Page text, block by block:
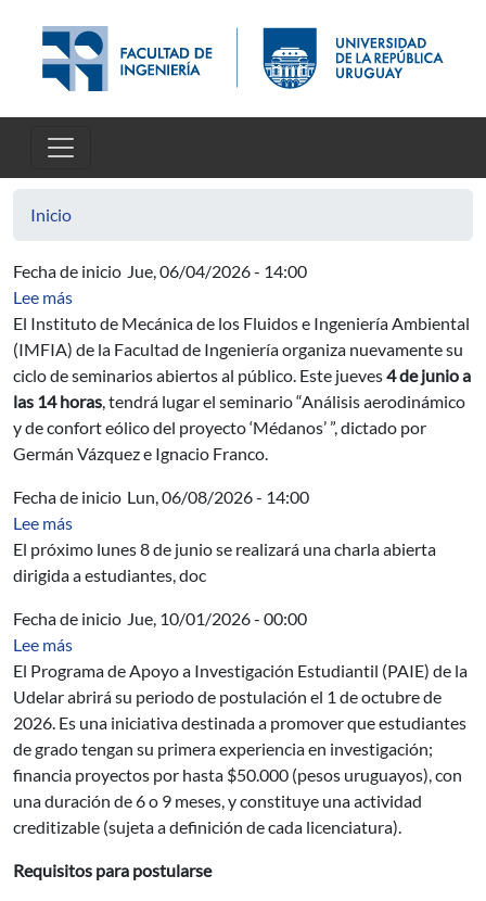
Inicio
Fecha de inicio Jue, 06/04/2026 - 14:00
Lee mássobre Nuevo Seminario del IMFIA: Análisis
El Instituto de Mecánica de los Fluidos e Ingeniería Ambiental
(IMFIA) de la Facultad de Ingeniería organiza nuevamente su
ciclo de seminarios abiertos al público. Este jueves4 de junio a
las 14 horas, tendrá lugar el seminario “Análisis aerodinámico
y de confort eólico del proyecto ‘Médanos’ ”, dictado por
Germán Vázquez e Ignacio Franco.
Fecha de inicio Lun, 06/08/2026 - 14:00
Lee mássobre Charla abierta sobre la investigación
El próximo lunes 8 de junio se realizará una charla abierta
dirigida a estudiantes, doc
Fecha de inicio Jue, 10/01/2026 - 00:00
Lee mássobre Programa de Apoyo a Investigación Estudiantil
El Programa de Apoyo a Investigación Estudiantil (PAIE) de la
Udelar abrirá su periodo de postulación el 1 de octubre de
2026. Es una iniciativa destinada a promover que estudiantes
de grado tengan su primera experiencia en investigación;
financia proyectos por hasta $50.000 (pesos uruguayos), con
una duración de 6 o 9 meses, y constituye una actividad
creditizable (sujeta a definición de cada licenciatura).
Requisitos para postularse